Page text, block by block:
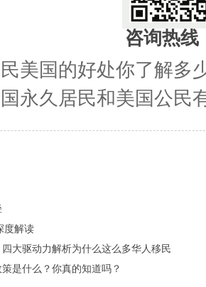
咨询热线
美国的好处你了解多
永久居民和美国公民
度解读
大驱动力解析为什么这么多华人移民
是什么？你真的知道吗？